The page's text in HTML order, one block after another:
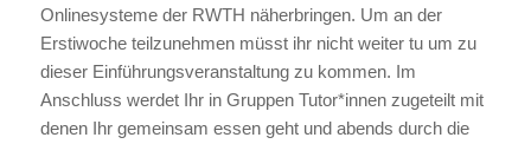
Onlinesysteme der RWTH näherbringen. Um an der
Erstiwoche teilzunehmen müsst ihr nicht weiter tu um zu
dieser Einführungsveranstaltung zu kommen. Im
Anschluss werdet Ihr in Gruppen Tutor*innen zugeteilt mit
denen Ihr gemeinsam essen geht und abends durch die